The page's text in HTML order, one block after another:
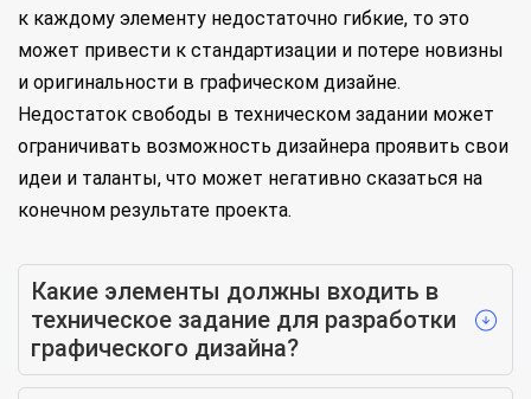
к каждому элементу недостаточно гибкие, то это
может привести к стандартизации и потере новизны
и оригинальности в графическом дизайне.
Недостаток свободы в техническом задании может
ограничивать возможность дизайнера проявить свои
идеи и таланты, что может негативно сказаться на
конечном результате проекта.
Какие элементы должны входить в
техническое задание для разработки
графического дизайна?